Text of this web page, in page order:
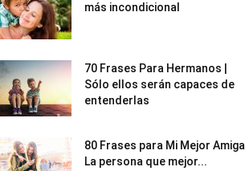
más incondicional
70 Frases Para Hermanos |
Sólo ellos serán capaces de
entenderlas
80 Frases para Mi Mejor Amiga |
La persona que mejor...